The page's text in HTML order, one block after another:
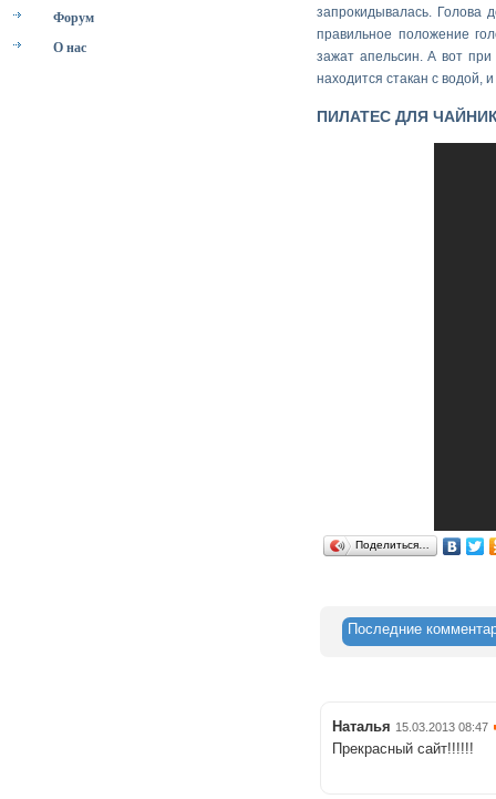
Форум
О нас
запрокидывалась. Голова
правильное положение
зажат апельсин. А вот
находится стакан с водой,
ПИЛАТЕС ДЛЯ
Поделиться…
Последние
Наталья 15.03.2013 08:47
Прекрасный сайт!!!!!!